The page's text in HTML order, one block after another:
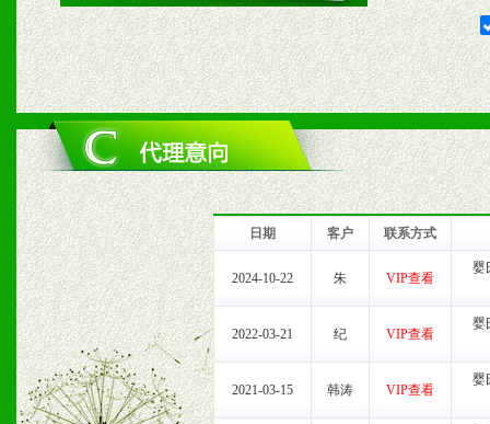
2、对于临期，滞销品给予
六、服务优势
1、完善的信息服务咨询中
我们将及时回复您的疑问。
2、售后服务：突发性产品
以及时受理记录并合理妥
3、我们时刻整理各区销售
日期 客户 联系方式
2024-10-22 朱 VIP查看
婴
2022-03-21 纪 VIP查看
婴
2021-03-15 韩涛 VIP查看
婴